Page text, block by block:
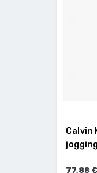
Calvin
77,88 €